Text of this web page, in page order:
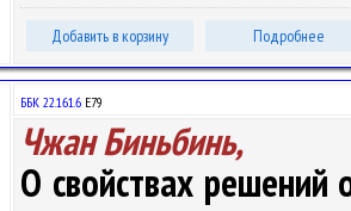
Добавить в корзину Подробнее
ББК 22.161.6 Е79
Чжан Биньбинь,
О свойствах решений